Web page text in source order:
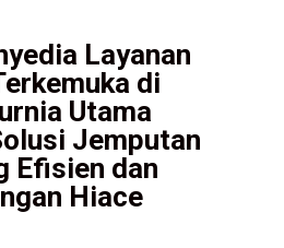
Layanan
di
Utama
Jemputan
Efisien dan
Hiace